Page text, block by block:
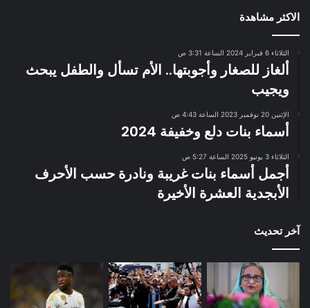
الاكثر مشاهدة
الثلاثاء 6 فبراير 2024 الساعة 3:31 ص
ألغاز للصغار وأجوبتها.. الأم تسأل والطفل يبحث
ويجيب
الإثنين 20 نوفمبر 2023 الساعة 4:43 ص
أسماء بنات دلع وخفيفة 2024
الثلاثاء 3 يونيو 2025 الساعة 5:27 ص
أجمل أسماء بنات غريبة ونادرة حسب الأحرف
الأبجدية العشرة الأخيرة
آخر تحديث